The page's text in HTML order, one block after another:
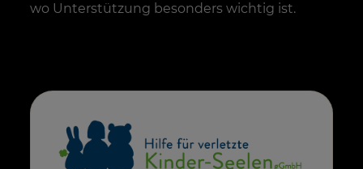
wo Unterstützung besonders wichtig ist.